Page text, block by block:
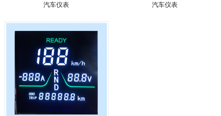
汽车仪表 汽车仪表